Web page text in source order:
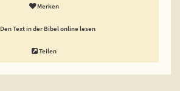
Merken
Den Text in der Bibel online lesen
Teilen